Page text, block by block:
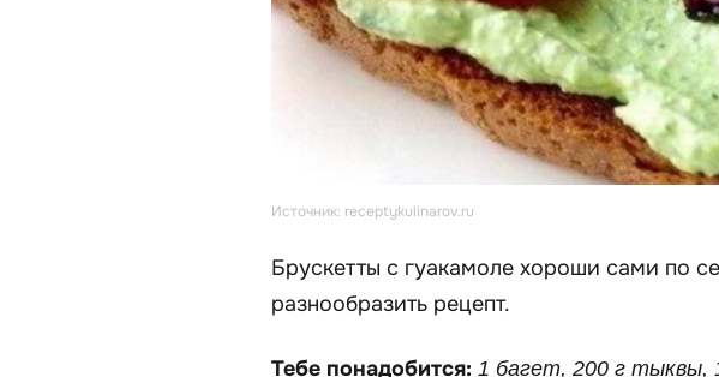
Источник: receptykulinarov.ru
Брускетты с гуакамоле хороши сами по
разнообразить рецепт.
Тебе понадобится: 1 багет, 200 г тыквы,